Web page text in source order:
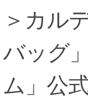
＞カル
バッグ
ム」公